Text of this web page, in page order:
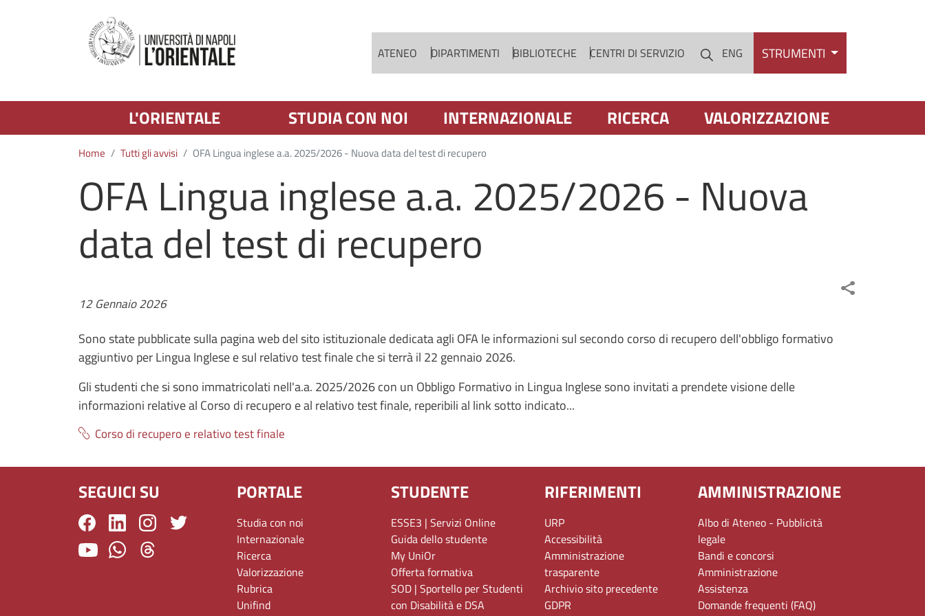
ATENEO DIPARTIMENTI BIBLIOTECHE CENTRI DI SERVIZIO CercaENG STRUMENTI
L'ORIENTALE STUDIA CON NOI INTERNAZIONALE RICERCA VALORIZZAZIONE
Home Tutti gli avvisi OFA Lingua inglese a.a. 2025/2026 - Nuova data del test di recupero
OFA Lingua inglese a.a. 2025/2026 - Nuova
data del test di recupero
12 Gennaio 2026
Sono state pubblicate sulla pagina web del sito istituzionale dedicata agli OFA le informazioni sul secondo corso di recupero dell'obbligo formativo
aggiuntivo per Lingua Inglese e sul relativo test finale che si terrà il 22 gennaio 2026.
Gli studenti che si sono immatricolati nell'a.a. 2025/2026 con un Obbligo Formativo in Lingua Inglese sono invitati a prendete visione delle
informazioni relative al Corso di recupero e al relativo test finale, reperibili al link sotto indicato...
Corso di recupero e relativo test finale
SEGUICI SU PORTALE
Studia con noi
Internazionale
Ricerca
Valorizzazione
Rubrica
Unifind
STUDENTE
ESSE3 | Servizi Online
Guida dello studente
My UniOr
Offerta formativa
SOD | Sportello per Studenti
con Disabilità e DSA
RIFERIMENTI
URP
Accessibilità
Amministrazione
trasparente
Archivio sito precedente
GDPR
AMMINISTRAZIONE
Albo di Ateneo - Pubblicità
legale
Bandi e concorsi
Amministrazione
Assistenza
Domande frequenti (FAQ)